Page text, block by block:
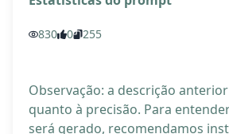
830 0 255
Observação: a descrição
quanto à precisão. Para
será gerado, recomendamos